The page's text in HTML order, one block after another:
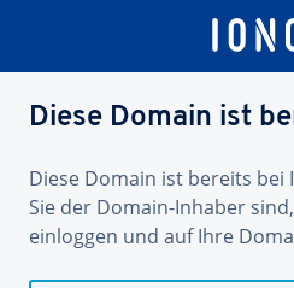
Diese Domain ist
Diese Domain ist bereits bei
Sie der Domain-Inhaber
einloggen und auf Ihre